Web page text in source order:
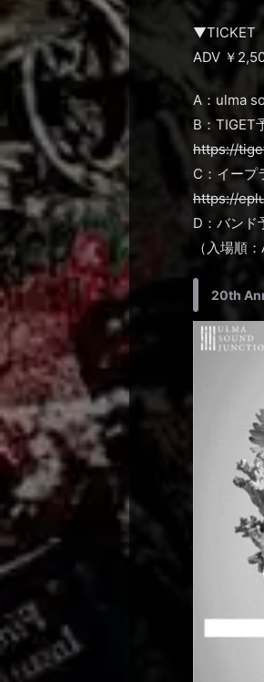
▼TICKET
ADV ￥
A：ulma
B：TIGET
https://
C：イープ
https://
D：バンド
（入場順
20th